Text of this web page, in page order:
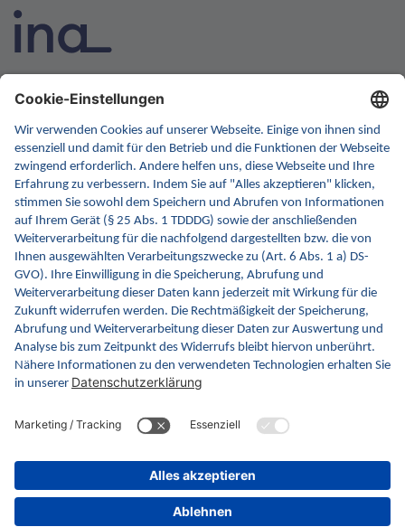
INA ist die nationale Wissensplattform für Interoperabilität.
Gesundheitswesen werden. Dafür erweitern wir
kontinuierlich die Inhalte und Funktionen von INA.
Kontakt
Kontaktformular
gematik GmbH
Rosenthaler Str. 30
10178 Berlin
Barrierefreiheitserklärung